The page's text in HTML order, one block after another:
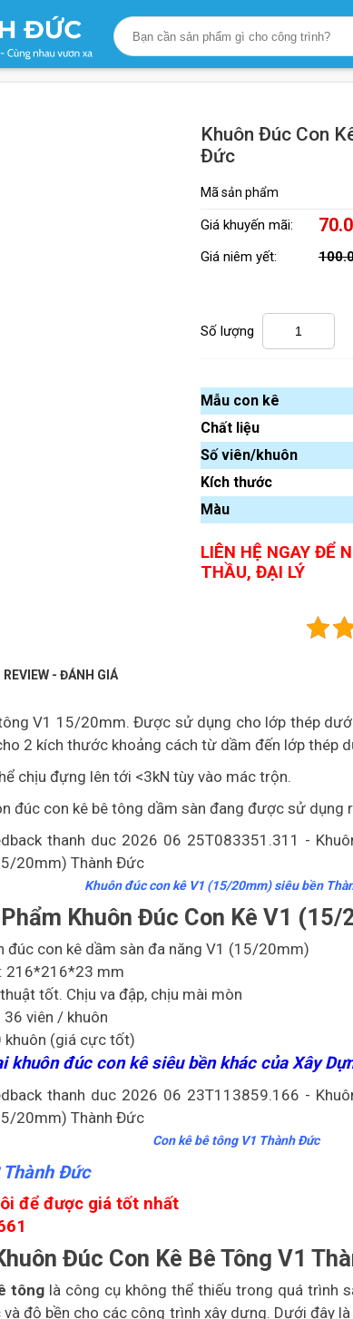
/ Khuôn Đúc Con Kê Bê Tông Siêu Bền / Khuôn Đúc
Khuôn Đúc Con
Đức
Mã sản phẩm
Giá khuyến mãi:
Giá niêm yết:
Số lượng
Mẫu con kê
Chất liệu
Số viên/khuôn
Kích thước
Màu
LIÊN HỆ NGAY ĐỂ
THẦU, ĐẠI LÝ
REVIEW - ĐÁNH GIÁ
V1 15/20mm. Được sử dụng cho lớp thép
2 kích thước khoảng cách từ dầm đến lớp thép
chịu đựng lên tới <3kN tùy vào mác trộn.
đúc con kê bê tông dầm sàn đang được sử
Khuôn đúc con kê V1 (15/20mm) siêu bền
Khuôn Đúc Con Kê V1
đúc con kê dầm sàn đa năng V1 (15/20mm)
: 216*216*23 mm
tốt. Chịu va đập, chịu mài mòn
36 viên / khuôn
khuôn (giá cực tốt)
khuôn đúc con kê siêu bền khác của Xây
Con kê bê tông V1 Thành Đức
Thành Đức
để được giá tốt nhất
Đúc Con Kê Bê Tông V1
tông là công cụ không thể thiếu trong quá trình
độ bền cho các công trình xây dựng. Dưới đây